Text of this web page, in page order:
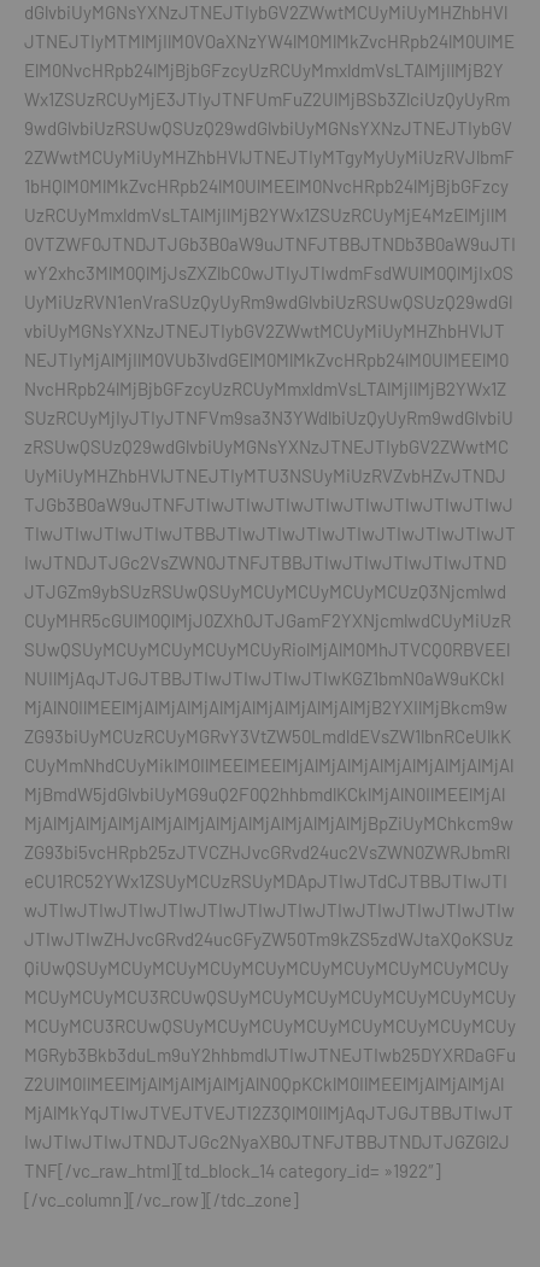
dGlvbiUyMGNsYXNzJTNEJTIybGV2ZWwtMCUyMiUyMHZhbHVl
JTNEJTIyMTMlMjIlM0VOaXNzYW4lM0MlMkZvcHRpb24lM0UlME
ElM0NvcHRpb24lMjBjbGFzcyUzRCUyMmxldmVsLTAlMjIlMjB2Y
Wx1ZSUzRCUyMjE3JTIyJTNFUmFuZ2UlMjBSb3ZlciUzQyUyRm
9wdGlvbiUzRSUwQSUzQ29wdGlvbiUyMGNsYXNzJTNEJTIybGV
2ZWwtMCUyMiUyMHZhbHVlJTNEJTIyMTgyMyUyMiUzRVJlbmF
1bHQlM0MlMkZvcHRpb24lM0UlMEElM0NvcHRpb24lMjBjbGFzcy
UzRCUyMmxldmVsLTAlMjIlMjB2YWx1ZSUzRCUyMjE4MzElMjIlM
0VTZWF0JTNDJTJGb3B0aW9uJTNFJTBBJTNDb3B0aW9uJTI
wY2xhc3MlM0QlMjJsZXZlbC0wJTIyJTIwdmFsdWUlM0QlMjIxOS
UyMiUzRVN1enVraSUzQyUyRm9wdGlvbiUzRSUwQSUzQ29wdGl
vbiUyMGNsYXNzJTNEJTIybGV2ZWwtMCUyMiUyMHZhbHVlJT
NEJTIyMjAlMjIlM0VUb3lvdGElM0MlMkZvcHRpb24lM0UlMEElM0
NvcHRpb24lMjBjbGFzcyUzRCUyMmxldmVsLTAlMjIlMjB2YWx1Z
SUzRCUyMjIyJTIyJTNFVm9sa3N3YWdlbiUzQyUyRm9wdGlvbiU
zRSUwQSUzQ29wdGlvbiUyMGNsYXNzJTNEJTIybGV2ZWwtMC
UyMiUyMHZhbHVlJTNEJTIyMTU3NSUyMiUzRVZvbHZvJTNDJ
TJGb3B0aW9uJTNFJTIwJTIwJTIwJTIwJTIwJTIwJTIwJTIwJ
TIwJTIwJTIwJTIwJTBBJTIwJTIwJTIwJTIwJTIwJTIwJTIwJT
IwJTNDJTJGc2VsZWN0JTNFJTBBJTIwJTIwJTIwJTIwJTND
JTJGZm9ybSUzRSUwQSUyMCUyMCUyMCUyMCUzQ3Njcmlwd
CUyMHR5cGUlM0QlMjJ0ZXh0JTJGamF2YXNjcmlwdCUyMiUzR
SUwQSUyMCUyMCUyMCUyMCUyRiolMjAlM0MhJTVCQ0RBVEEl
NUIlMjAqJTJGJTBBJTIwJTIwJTIwJTIwKGZ1bmN0aW9uKCkl
MjAlN0IlMEElMjAlMjAlMjAlMjAlMjAlMjAlMjAlMjB2YXIlMjBkcm9w
ZG93biUyMCUzRCUyMGRvY3VtZW50LmdldEVsZW1lbnRCeUlkK
CUyMmNhdCUyMiklM0IlMEElMEElMjAlMjAlMjAlMjAlMjAlMjAlMjAl
MjBmdW5jdGlvbiUyMG9uQ2F0Q2hhbmdlKCklMjAlN0IlMEElMjAl
MjAlMjAlMjAlMjAlMjAlMjAlMjAlMjAlMjAlMjAlMjBpZiUyMChkcm9w
ZG93bi5vcHRpb25zJTVCZHJvcGRvd24uc2VsZWN0ZWRJbmRl
eCU1RC52YWx1ZSUyMCUzRSUyMDApJTIwJTdCJTBBJTIwJTI
wJTIwJTIwJTIwJTIwJTIwJTIwJTIwJTIwJTIwJTIwJTIwJTIw
JTIwJTIwZHJvcGRvd24ucGFyZW50Tm9kZS5zdWJtaXQoKSUz
QiUwQSUyMCUyMCUyMCUyMCUyMCUyMCUyMCUyMCUyMCUy
MCUyMCUyMCU3RCUwQSUyMCUyMCUyMCUyMCUyMCUyMCUy
MCUyMCU3RCUwQSUyMCUyMCUyMCUyMCUyMCUyMCUyMCUy
MGRyb3Bkb3duLm9uY2hhbmdlJTIwJTNEJTIwb25DYXRDaGFu
Z2UlM0IlMEElMjAlMjAlMjAlMjAlN0QpKCklM0IlMEElMjAlMjAlMjAl
MjAlMkYqJTIwJTVEJTVEJTI2Z3QlM0IlMjAqJTJGJTBBJTIwJT
IwJTIwJTIwJTNDJTJGc2NyaXB0JTNFJTBBJTNDJTJGZGl2J
TNF[/vc_raw_html][td_block_14 category_id= »1922″]
[/vc_column][/vc_row][/tdc_zone]